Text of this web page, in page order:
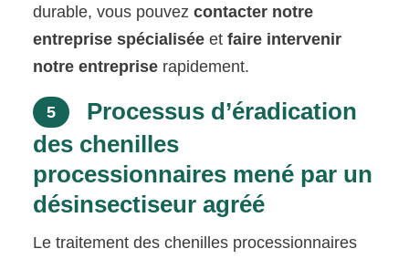
durable, vous pouvezcontacter notre
entreprise spécialisée etfaire intervenir
notre entreprise rapidement.
5
Processus d’éradication
des chenilles
processionnaires mené par un
désinsectiseur agréé
Le traitement des chenilles processionnaires